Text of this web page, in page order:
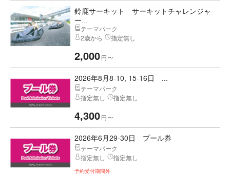
鈴鹿サーキット サーキットチャレンジャ
ー...
テーマパーク
2歳から
指定無し
2,000円 〜
2026年8月8-10, 15-16日 ...
テーマパーク
指定無し
指定無し
4,300円 〜
2026年6月29-30日 プール券
テーマパーク
指定無し
指定無し
予約受付期間外